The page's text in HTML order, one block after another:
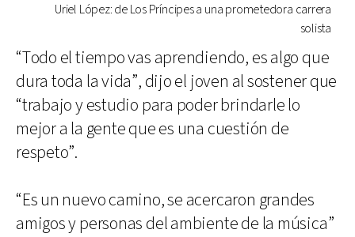
Uriel López: de Los Príncipes a una prometedora carrera
solista
“Todo el tiempo vas aprendiendo, es algo que
dura toda la vida”, dijo el joven al sostener que
“trabajo y estudio para poder brindarle lo
mejor a la gente que es una cuestión de
respeto”.
“Es un nuevo camino, se acercaron grandes
amigos y personas del ambiente de la música”